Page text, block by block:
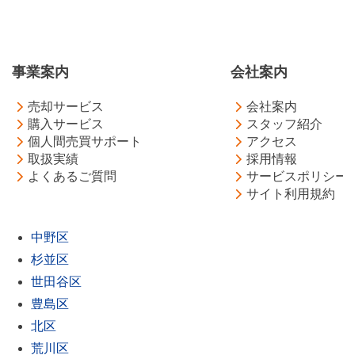
事業案内
売却サービス
購入サービス
個人間売買サポート
取扱実績
よくあるご質問
会社案内
会社案内
スタッフ紹介
アクセス
採用情報
サービスポリシ
サイト利用規約
中野区
杉並区
世田谷区
豊島区
北区
荒川区